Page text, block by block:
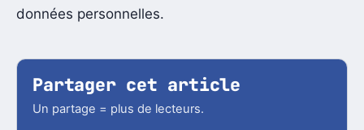
données personnelles.
Partager cet article
Un partage = plus de lecteurs.